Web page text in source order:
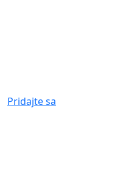
Pridajte sa